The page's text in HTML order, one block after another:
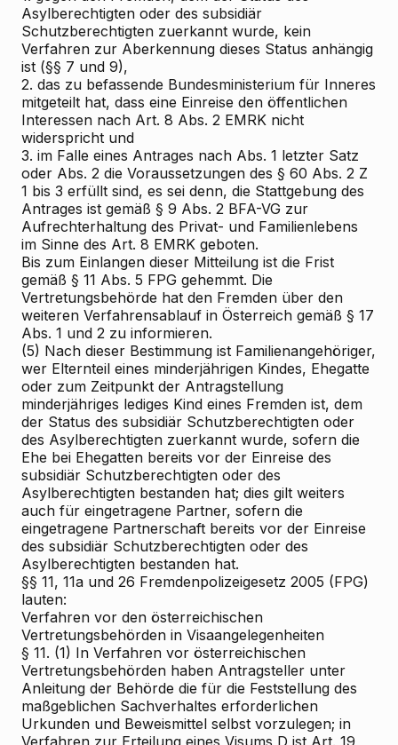
Asylberechtigten oder des subsidiär
Schutzberechtigten zuerkannt wurde, kein
Verfahren zur Aberkennung dieses Status anhängig
ist (§§ 7 und 9),
2. das zu befassende Bundesministerium für Inneres
mitgeteilt hat, dass eine Einreise den öffentlichen
Interessen nach Art. 8 Abs. 2 EMRK nicht
widerspricht und
3. im Falle eines Antrages nach Abs. 1 letzter Satz
oder Abs. 2 die Voraussetzungen des § 60 Abs. 2 Z
1 bis 3 erfüllt sind, es sei denn, die Stattgebung des
Antrages ist gemäß § 9 Abs. 2 BFA-VG zur
Aufrechterhaltung des Privat- und Familienlebens
im Sinne des Art. 8 EMRK geboten.
Bis zum Einlangen dieser Mitteilung ist die Frist
gemäß § 11 Abs. 5 FPG gehemmt. Die
Vertretungsbehörde hat den Fremden über den
weiteren Verfahrensablauf in Österreich gemäß § 17
Abs. 1 und 2 zu informieren.
(5) Nach dieser Bestimmung ist Familienangehöriger,
wer Elternteil eines minderjährigen Kindes, Ehegatte
oder zum Zeitpunkt der Antragstellung
minderjähriges lediges Kind eines Fremden ist, dem
der Status des subsidiär Schutzberechtigten oder
des Asylberechtigten zuerkannt wurde, sofern die
Ehe bei Ehegatten bereits vor der Einreise des
subsidiär Schutzberechtigten oder des
Asylberechtigten bestanden hat; dies gilt weiters
auch für eingetragene Partner, sofern die
eingetragene Partnerschaft bereits vor der Einreise
des subsidiär Schutzberechtigten oder des
Asylberechtigten bestanden hat.
§§ 11, 11a und 26 Fremdenpolizeigesetz 2005 (FPG)
lauten:
Verfahren vor den österreichischen
Vertretungsbehörden in Visaangelegenheiten
§ 11. (1) In Verfahren vor österreichischen
Vertretungsbehörden haben Antragsteller unter
Anleitung der Behörde die für die Feststellung des
maßgeblichen Sachverhaltes erforderlichen
Urkunden und Beweismittel selbst vorzulegen; in
Verfahren zur Erteilung eines Visums D ist Art. 19